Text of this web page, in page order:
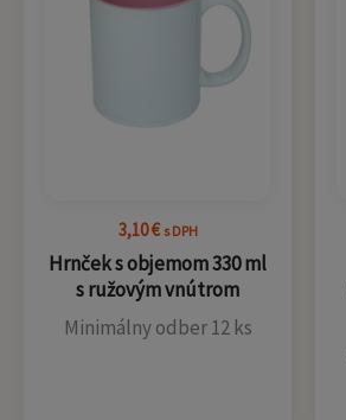
3,10€ s DPH
Hrnček s objemom 330 ml
s ružovým vnútrom
Minimálny odber 12 ks